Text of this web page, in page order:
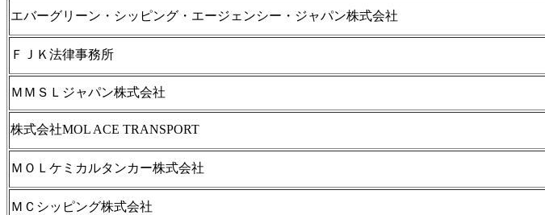
エバーグリーン・シッピング・エージェンシー・ジャパン株式会社
ＦＪＫ法律事務所
ＭＭＳＬジャパン株式会社
株式会社MOL ACE TRANSPORT
ＭＯＬケミカルタンカー株式会社
ＭＣシッピング株式会社